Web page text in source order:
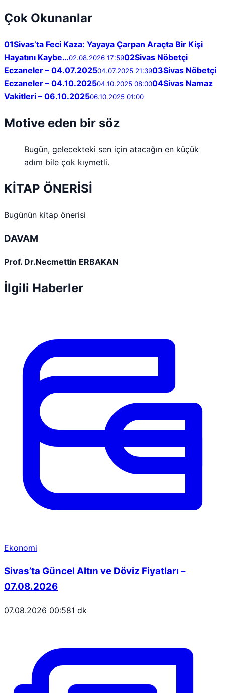
Çok Okunanlar
01Sivas’ta Feci Kaza: Yayaya Çarpan Araçta Bir Kişi
Hayatını Kaybe…02.08.2026 17:5902Sivas Nöbetçi
Eczaneler – 04.07.202504.07.2025 21:3903Sivas Nöbetçi
Eczaneler – 04.10.202504.10.2025 08:0004Sivas Namaz
Vakitleri – 06.10.202506.10.2025 01:00
Motive eden bir söz
Bugün, gelecekteki sen için atacağın en küçük
adım bile çok kıymetli.
KİTAP ÖNERİSİ
Bugünün kitap önerisi
DAVAM
Prof. Dr.Necmettin ERBAKAN
İlgili Haberler
Ekonomi
Sivas’ta Güncel Altın ve Döviz Fiyatları –
07.08.2026
07.08.2026 00:581 dk